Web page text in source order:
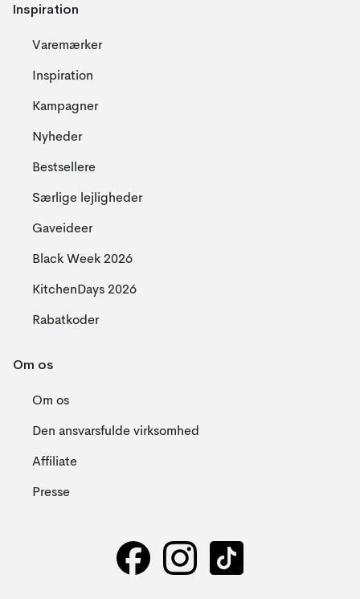
Inspiration
Varemærker
Inspiration
Kampagner
Nyheder
Bestsellere
Særlige lejligheder
Gaveideer
Black Week 2026
KitchenDays 2026
Rabatkoder
Om os
Om os
Den ansvarsfulde virksomhed
Affiliate
Presse